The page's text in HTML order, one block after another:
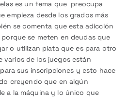
es un tema que preocupa
empieza desde los grados más
se comenta que esta adicción
se meten en deudas que
o utilizan plata que es para otro
varios de los juegos están
sus inscripciones y esto hace
creyendo que en algún
a la máquina y lo único que